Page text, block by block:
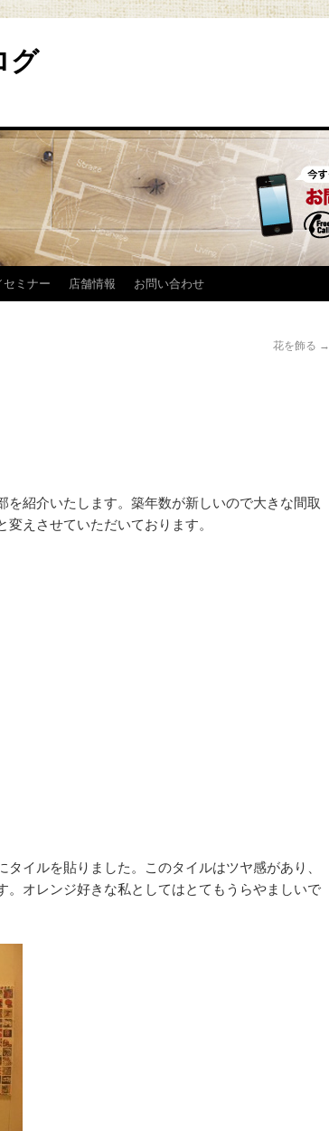
グ
セミナー 店舗情報 お問い合わせ
花を飾る →
紹介いたします。築年数が新しいので大きな間取
えさせていただいております。
イルを貼りました。このタイルはツヤ感があり、
。オレンジ好きな私としてはとてもうらやましいで